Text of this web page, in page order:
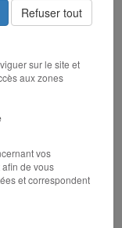
Refuser tout
sur le site et
aux zones
vos
de vous
et correspondent
à quoi
?
de
réélu. Je
on considère
les APC ou la
public en
cinq ans à